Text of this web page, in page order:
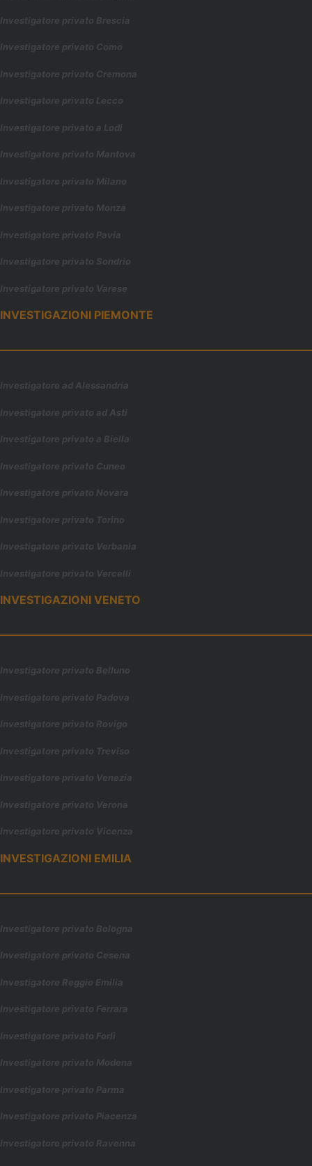
Investigatore privato Brescia
Investigatore privato Como
Investigatore privato Cremona
Investigatore privato Lecco
Investigatore privato a Lodi
Investigatore privato Mantova
Investigatore privato Milano
Investigatore privato Monza
Investigatore privato Pavia
Investigatore privato Sondrio
Investigatore privato Varese
INVESTIGAZIONI PIEMONTE
Investigatore ad Alessandria
Investigatore privato ad Asti
Investigatore privato a Biella
Investigatore privato Cuneo
Investigatore privato Novara
Investigatore privato Torino
Investigatore privato Verbania
Investigatore privato Vercelli
INVESTIGAZIONI VENETO
Investigatore privato Belluno
Investigatore privato Padova
Investigatore privato Rovigo
Investigatore privato Treviso
Investigatore privato Venezia
Investigatore privato Verona
Investigatore privato Vicenza
INVESTIGAZIONI EMILIA
Investigatore privato Bologna
Investigatore privato Cesena
Investigatore Reggio Emilia
Investigatore privato Ferrara
Investigatore privato Forlì
Investigatore privato Modena
Investigatore privato Parma
Investigatore privato Piacenza
Investigatore privato Ravenna